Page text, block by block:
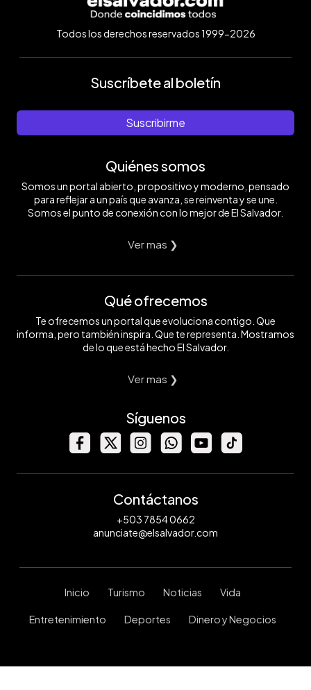
Todos los derechos reservados 1999-2026
Suscríbete al boletín
Suscribirme
Quiénes somos
Somos un portal abierto, propositivo y moderno, pensado
para reflejar a un país que avanza, se reinventa y se une.
Somos el punto de conexión con lo mejor de El Salvador.
Ver mas ❯
Qué ofrecemos
Te ofrecemos un portal que evoluciona contigo. Que
informa, pero también inspira. Que te representa. Mostramos
de lo que está hecho El Salvador.
Ver mas ❯
Síguenos
Contáctanos
+503 7854 0662
anunciate@elsalvador.com
Inicio Turismo Noticias Vida
Entretenimiento Deportes Dinero y Negocios